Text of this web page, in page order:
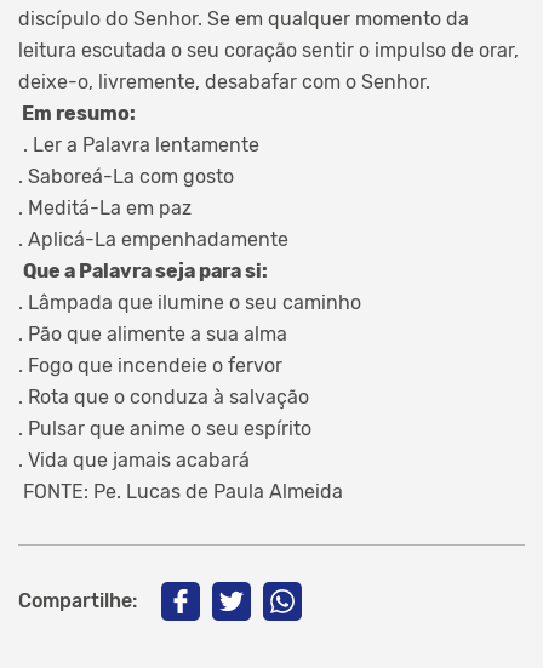
discípulo do Senhor. Se em qualquer momento da
leitura escutada o seu coração sentir o impulso de orar,
deixe-o, livremente, desabafar com o Senhor.
Em resumo:
. Ler a Palavra lentamente
. Saboreá-La com gosto
. Meditá-La em paz
. Aplicá-La empenhadamente
Que a Palavra seja para si:
. Lâmpada que ilumine o seu caminho
. Pão que alimente a sua alma
. Fogo que incendeie o fervor
. Rota que o conduza à salvação
. Pulsar que anime o seu espírito
. Vida que jamais acabará
FONTE: Pe. Lucas de Paula Almeida
Compartilhe: